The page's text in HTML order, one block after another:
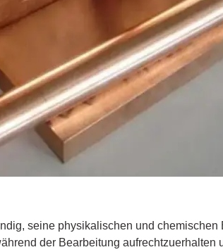
seine physikalischen und chemischen
der Bearbeitung aufrechtzuerhalten